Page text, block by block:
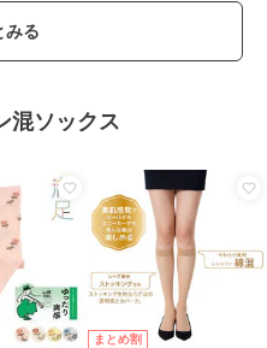
みる
混ソックス
まとめ割